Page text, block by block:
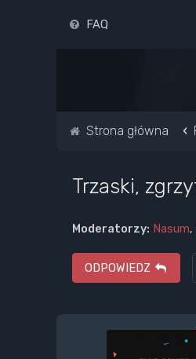
FAQ
Strona główna
Trzaski,
Moderatorzy: Nasum,
ODPOWIEDZ